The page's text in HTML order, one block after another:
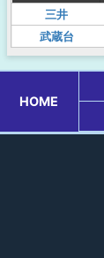
三井
武蔵台
HOME